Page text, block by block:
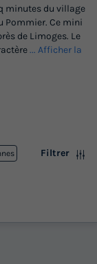
minutes du village
Pommier. Ce mini
de Limoges. Le
... Afficher la
Filtrer